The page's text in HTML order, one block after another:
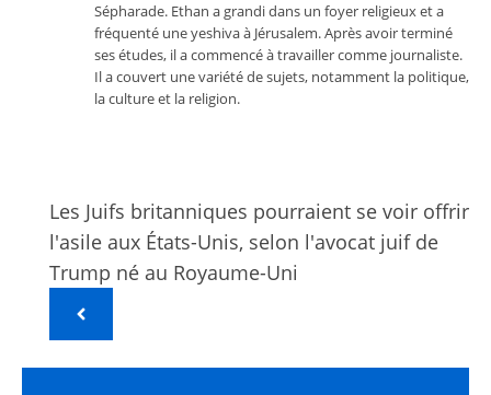
Sépharade. Ethan a grandi dans un foyer religieux et a
fréquenté une yeshiva à Jérusalem. Après avoir terminé
ses études, il a commencé à travailler comme journaliste.
Il a couvert une variété de sujets, notamment la politique,
la culture et la religion.
Les Juifs britanniques pourraient se voir offrir
l'asile aux États-Unis, selon l'avocat juif de
Trump né au Royaume-Uni